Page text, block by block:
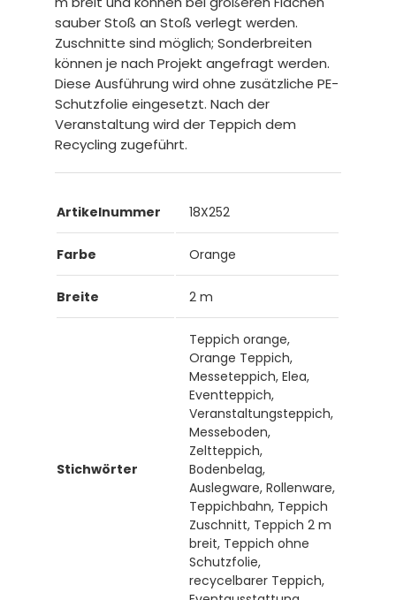
sauber Stoß an Stoß verlegt werden.
Zuschnitte sind möglich; Sonderbreiten
können je nach Projekt angefragt werden.
Diese Ausführung wird ohne zusätzliche PE-
Schutzfolie eingesetzt. Nach der
Veranstaltung wird der Teppich dem
Recycling zugeführt.
Artikelnummer 18X252
Farbe Orange
Breite 2 m
Stichwörter
Teppich orange,
Orange Teppich,
Messeteppich, Elea,
Eventteppich,
Veranstaltungsteppich,
Messeboden,
Zeltteppich,
Bodenbelag,
Auslegware, Rollenware,
Teppichbahn, Teppich
Zuschnitt, Teppich 2 m
breit, Teppich ohne
Schutzfolie,
recycelbarer Teppich,